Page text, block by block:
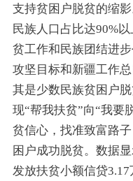
支持贫困户脱贫的缩
民族人口占比达90%
贫工作和民族团结进
攻坚目标和新疆工作
其是少数民族贫困户
现“帮我扶贫”向“我要
贫信心，找准致富路
困户成功脱贫。数据
发放扶贫小额信贷